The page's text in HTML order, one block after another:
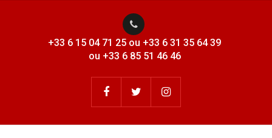
+33 6 15 04 71 25 ou +33 6 31 35 64 39
ou +33 6 85 51 46 46